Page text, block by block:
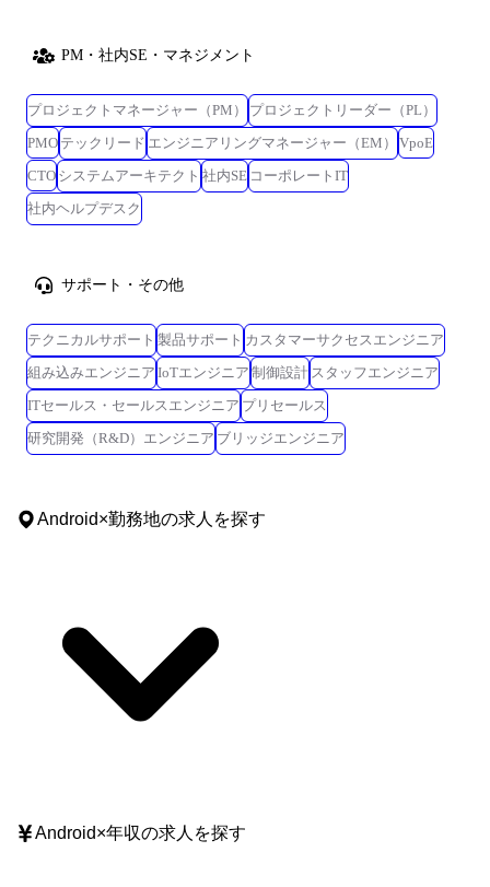
PM・社内SE・マネジメント
プロジェクトマネージャー（PM）
プロジェクトリーダー（PL）
PMO テックリード エンジニアリングマネージャー（EM）
VpoE
CTO システムアーキテクト 社内SE コーポレートIT
社内ヘルプデスク
サポート・その他
テクニカルサポート 製品サポート カスタマーサクセスエンジニア
組み込みエンジニア IoTエンジニア 制御設計 スタッフエンジニア
ITセールス・セールスエンジニア プリセールス
研究開発（R&D）エンジニア ブリッジエンジニア
Android×勤務地の求人を探す
Android×年収の求人を探す